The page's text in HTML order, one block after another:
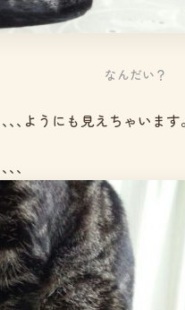
なんだい？
､ようにも見えちゃいます。
､､